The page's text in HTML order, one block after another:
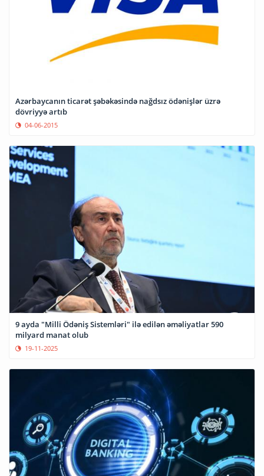
Azərbaycanın ticarət şəbəkəsində nağdsız ödənişlər üzrə
dövriyyə artıb
04-06-2015
9 ayda "Milli Ödəniş Sistemləri" ilə edilən əməliyatlar 590
milyard manat olub
19-11-2025